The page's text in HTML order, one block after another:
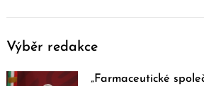
Výběr redakce
„Farmaceutické